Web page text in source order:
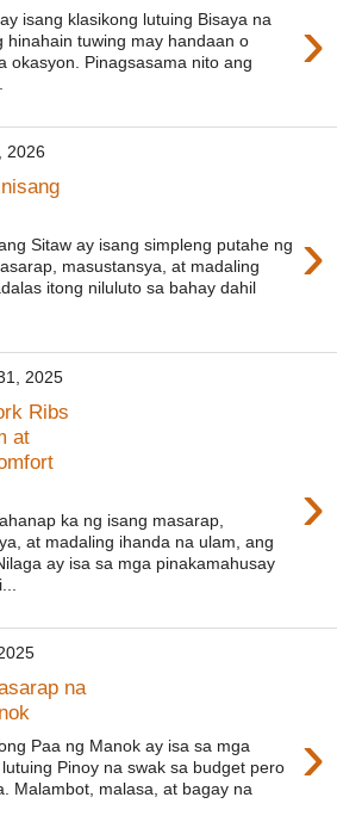
›
isang klasikong lutuing Bisaya na
hinahain tuwing may handaan o
okasyon. Pinagsasama nito ang
2026
›
Sitaw ay isang simpleng putahe ng
masustansya, at madaling
itong niluluto sa bahay dahil
2025
Ribs
at
›
ka ng isang masarap,
at madaling ihanda na ulam, ang
ay isa sa mga pinakamahusay
na
›
Paa ng Manok ay isa sa mga
Pinoy na swak sa budget pero
Malambot, malasa, at bagay na